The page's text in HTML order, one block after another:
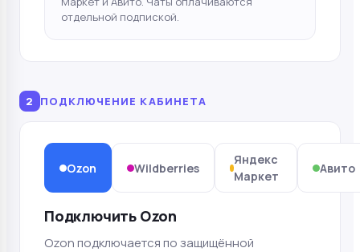
отдельной подпиской.
2 ПОДКЛЮЧЕНИЕ КАБИНЕТА
Ozon Wildberries
Яндекс
Маркет
Авито
Подключить Ozon
Ozon подключается по защищённой